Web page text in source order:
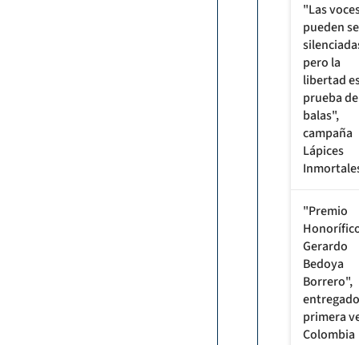
"Las
pueden
pero la
libertad
prueba de
balas",
campaña
Lápices
"Premio
Gerardo
Bedoya
Borrero",
primera
Colombia